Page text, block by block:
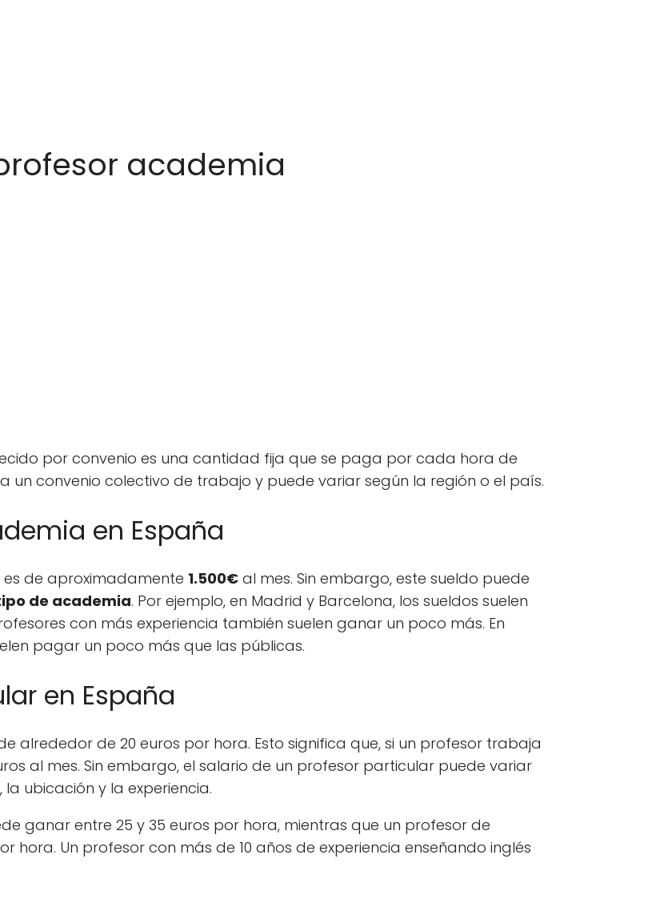
academia
por convenio es una cantidad fija que se paga por cada hora de
un convenio colectivo de trabajo y puede variar según la región o el país.
en España
es de aproximadamente 1.500€ al mes. Sin embargo, este sueldo puede
de academia. Por ejemplo, en Madrid y Barcelona, los sueldos suelen
con más experiencia también suelen ganar un poco más. En
pagar un poco más que las públicas.
en España
alrededor de 20 euros por hora. Esto significa que, si un profesor trabaja
al mes. Sin embargo, el salario de un profesor particular puede variar
ubicación y la experiencia.
ganar entre 25 y 35 euros por hora, mientras que un profesor de
hora. Un profesor con más de 10 años de experiencia enseñando inglés